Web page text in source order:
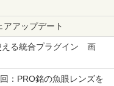
アアップデート
える統合プラグイン 画
：PRO銘の魚眼レンズを